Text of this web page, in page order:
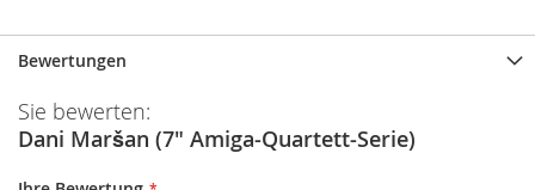
Bewertungen
Sie bewerten:
Dani Maršan (7" Amiga-Quartett-Serie)